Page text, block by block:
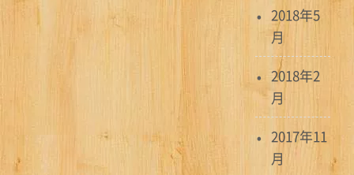
2018年5
月
2018年2
月
2017年11
月